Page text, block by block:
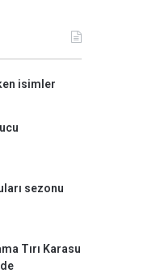
isimler
sezonu
Tırı Karasu